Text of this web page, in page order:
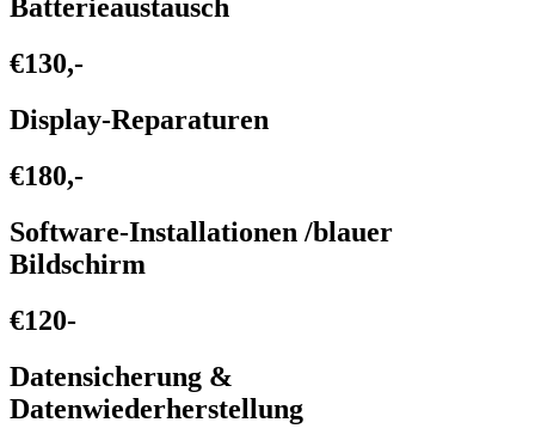
Batterieaustausch
€130,-
Display-Reparaturen
€180,-
Software-Installationen /blauer
Bildschirm
€120-
Datensicherung &
Datenwiederherstellung